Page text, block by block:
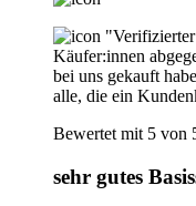
Käufer:innen
bei uns gekauft
alle, die ein
Bewertet mit 5 von
sehr gutes